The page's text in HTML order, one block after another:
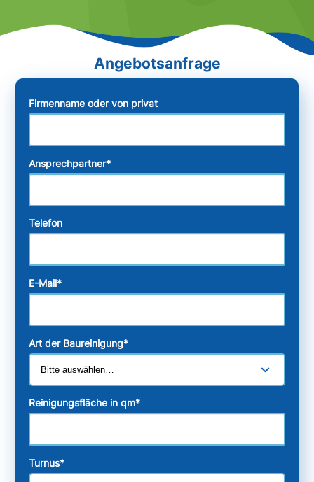
Firmenname oder von privat
Ansprechpartner*
Telefon
E-Mail*
Art der Baureinigung*
Reinigungsfläche in qm*
Turnus*